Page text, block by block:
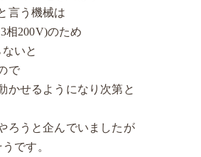
言う機械は
相200V)のため
いと
で
かせるようになり次第と
ろうと企んでいましたが
です。